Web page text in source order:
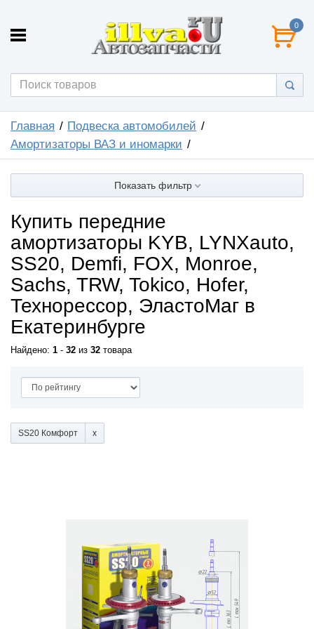
0
Главная
Подвеска автомобилей
Амортизаторы ВАЗ и иномарки
Показать фильтр
Купить передние
амортизаторы KYB, LYNXauto,
SS20, Demfi, FOX, Monroe,
Sachs, TRW, Tokico, Hofer,
Технорессор, ЭластоМаг в
Екатеринбурге
Найдено: 1 - 32 из 32 товара
SS20 Комфорт